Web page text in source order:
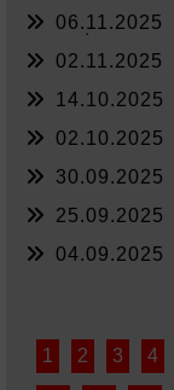
06.11.2025
02.11.2025
14.10.2025
02.10.2025
30.09.2025
25.09.2025
04.09.2025
1 2 3 4